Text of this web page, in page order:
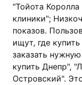
"Тойота
клиники";
показов.
ищут, где
заказать
купить Днепр",
Островский".